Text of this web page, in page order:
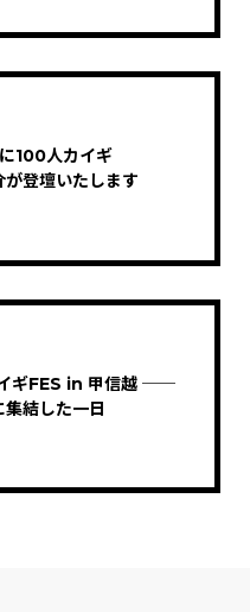
100人カイギ
登壇いたします
ギFES in 甲信越 ──
結した一日